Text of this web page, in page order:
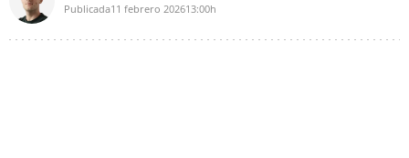
Publicada11 febrero 202613:00h